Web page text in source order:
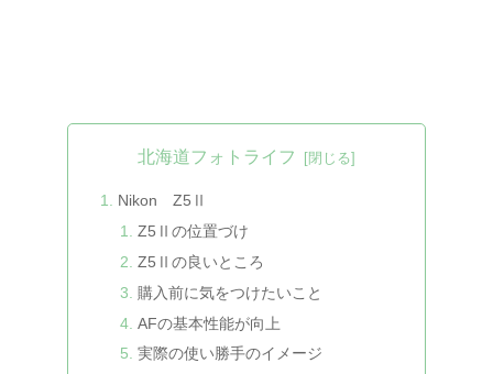
北海道フォトライフ
Nikon Z5Ⅱ
Z5Ⅱの位置づけ
Z5Ⅱの良いところ
購入前に気をつけたいこと
AFの基本性能が向上
実際の使い勝手のイメージ